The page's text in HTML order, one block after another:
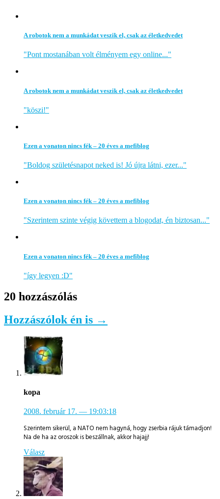
A robotok nem a munkádat veszik el, csak az életkedvedet
"Pont mostanában volt élményem egy online..."
A robotok nem a munkádat veszik el, csak az életkedvedet
"köszi!"
Ezen a vonaton nincs fék – 20 éves a mefiblog
"Boldog születésnapot neked is! Jó újra látni, ezer..."
Ezen a vonaton nincs fék – 20 éves a mefiblog
"Szerintem szinte végig követtem a blogodat, én biztosan..."
Ezen a vonaton nincs fék – 20 éves a mefiblog
"így legyen :D"
20 hozzászólás
Hozzászólok én is →
kopa
2008. február 17. — 19:03:18
Szerintem sikerül, a NATO nem hagyná, hogy zserbia rájuk támadjon!
Na de ha az oroszok is beszállnak, akkor hajajj!
Válasz